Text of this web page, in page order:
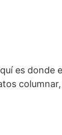
es donde